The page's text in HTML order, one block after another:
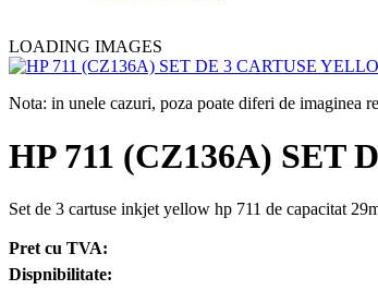
LOADING IMAGES
Nota: in unele cazuri, poza poate diferi de imaginea
HP 711 (CZ136A) SET
Set de 3 cartuse inkjet yellow hp 711 de capacitat
Pret cu TVA:
Dispnibilitate: